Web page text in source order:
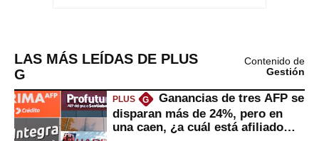
LAS MÁS LEÍDAS DE PLUS
G
Contenido de
Gestión
PLUS G
Ganancias de tres AFP se
disparan más de 24%, pero en
una caen, ¿a cuál está afiliado